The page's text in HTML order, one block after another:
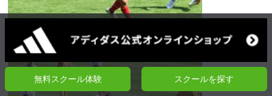
2020.12.24.THU 特別企画
【高校サッカー選手権出場校に所属する
クーバー出身選手／第五回】江川脩斗選手（長崎... ...
無料スクール体験 スクールを探す